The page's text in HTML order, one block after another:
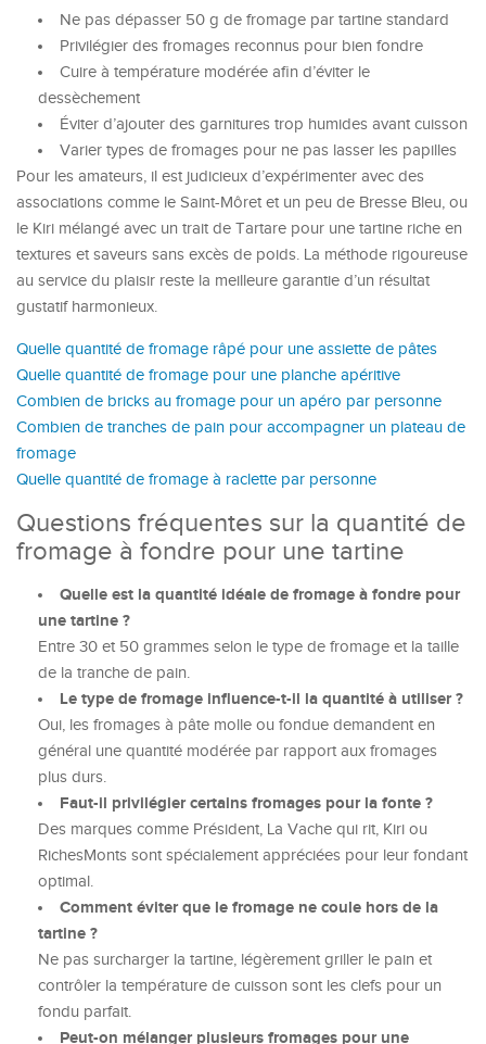
Ne pas dépasser 50 g de fromage par tartine standard
Privilégier des fromages reconnus pour bien fondre
Cuire à température modérée afin d’éviter le
dessèchement
Éviter d’ajouter des garnitures trop humides avant cuisson
Varier types de fromages pour ne pas lasser les papilles
Pour les amateurs, il est judicieux d’expérimenter avec des
associations comme le Saint-Môret et un peu de Bresse Bleu, ou
le Kiri mélangé avec un trait de Tartare pour une tartine riche en
textures et saveurs sans excès de poids. La méthode rigoureuse
au service du plaisir reste la meilleure garantie d’un résultat
gustatif harmonieux.
Quelle quantité de fromage râpé pour une assiette de pâtes
Quelle quantité de fromage pour une planche apéritive
Combien de bricks au fromage pour un apéro par personne
Combien de tranches de pain pour accompagner un plateau de
fromage
Quelle quantité de fromage à raclette par personne
Questions fréquentes sur la quantité de
fromage à fondre pour une tartine
Quelle est la quantité idéale de fromage à fondre pour
une tartine ?
Entre 30 et 50 grammes selon le type de fromage et la taille
de la tranche de pain.
Le type de fromage influence-t-il la quantité à utiliser ?
Oui, les fromages à pâte molle ou fondue demandent en
général une quantité modérée par rapport aux fromages
plus durs.
Faut-il privilégier certains fromages pour la fonte ?
Des marques comme Président, La Vache qui rit, Kiri ou
RichesMonts sont spécialement appréciées pour leur fondant
optimal.
Comment éviter que le fromage ne coule hors de la
tartine ?
Ne pas surcharger la tartine, légèrement griller le pain et
contrôler la température de cuisson sont les clefs pour un
fondu parfait.
Peut-on mélanger plusieurs fromages pour une